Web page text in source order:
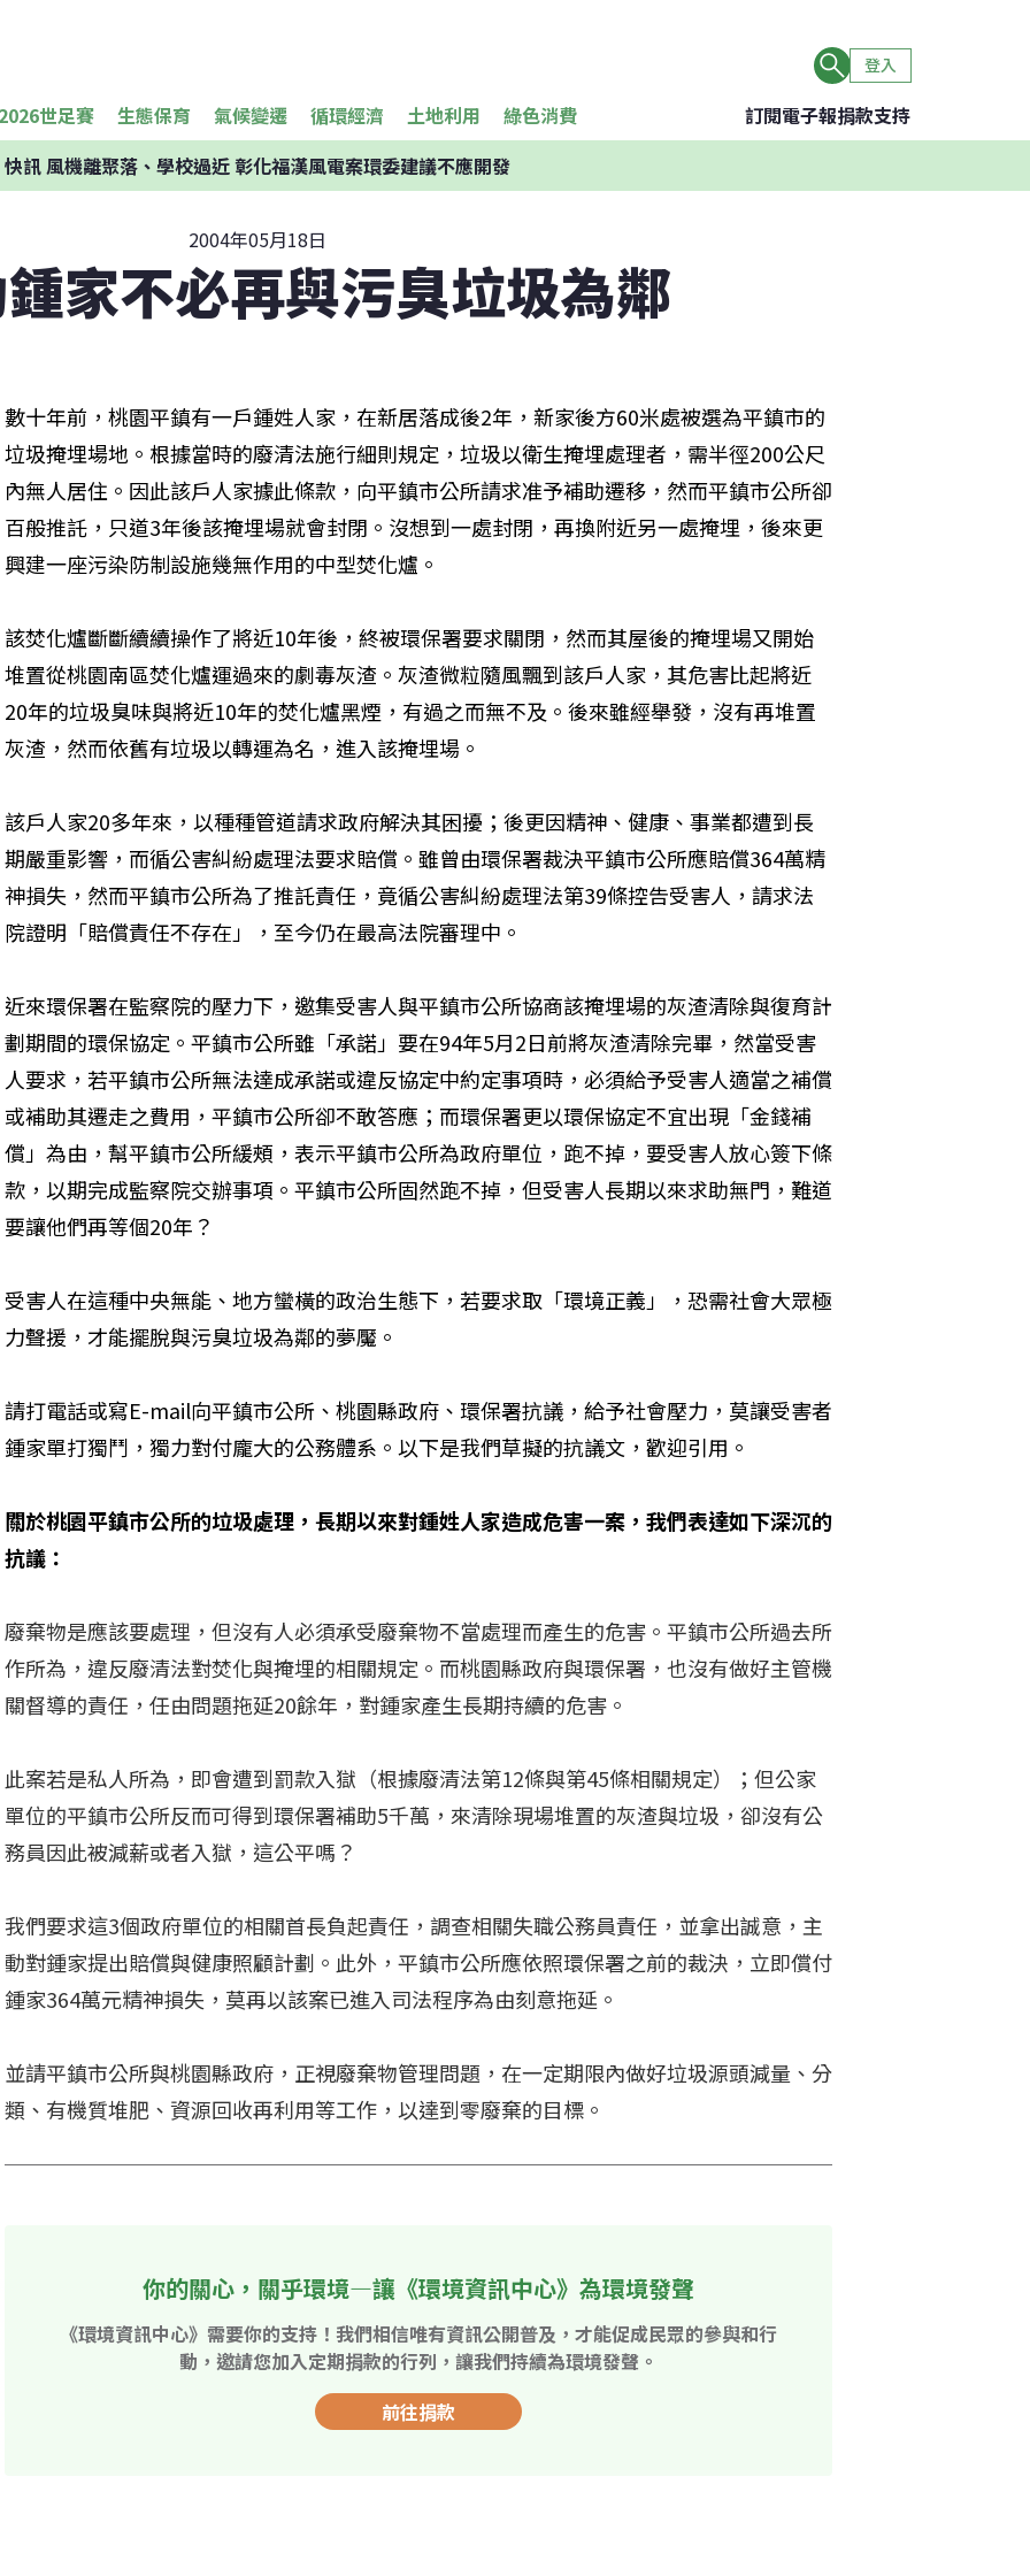
登入
世足賽 生態保育 氣候變遷 循環經濟 土地利用 綠色消費 訂閱電子報捐款支持
快訊風機離聚落、學校過近 彰化福漢風電案環委建議不應開發
2004年05月18日
家不必再與污臭垃圾為鄰
數十年前，桃園平鎮有一戶鍾姓人家，在新居落成後2年，新家後方60米處被選為平鎮市的
垃圾掩埋場地。根據當時的廢清法施行細則規定，垃圾以衛生掩埋處理者，需半徑200公尺
內無人居住。因此該戶人家據此條款，向平鎮市公所請求准予補助遷移，然而平鎮市公所卻
百般推託，只道3年後該掩埋場就會封閉。沒想到一處封閉，再換附近另一處掩埋，後來更
興建一座污染防制設施幾無作用的中型焚化爐。
該焚化爐斷斷續續操作了將近10年後，終被環保署要求關閉，然而其屋後的掩埋場又開始
堆置從桃園南區焚化爐運過來的劇毒灰渣。灰渣微粒隨風飄到該戶人家，其危害比起將近
20年的垃圾臭味與將近10年的焚化爐黑煙，有過之而無不及。後來雖經舉發，沒有再堆置
灰渣，然而依舊有垃圾以轉運為名，進入該掩埋場。
該戶人家20多年來，以種種管道請求政府解決其困擾；後更因精神、健康、事業都遭到長
期嚴重影響，而循公害糾紛處理法要求賠償。雖曾由環保署裁決平鎮市公所應賠償364萬精
神損失，然而平鎮市公所為了推託責任，竟循公害糾紛處理法第39條控告受害人，請求法
院證明「賠償責任不存在」，至今仍在最高法院審理中。
近來環保署在監察院的壓力下，邀集受害人與平鎮市公所協商該掩埋場的灰渣清除與復育計
劃期間的環保協定。平鎮市公所雖「承諾」要在94年5月2日前將灰渣清除完畢，然當受害
人要求，若平鎮市公所無法達成承諾或違反協定中約定事項時，必須給予受害人適當之補償
或補助其遷走之費用，平鎮市公所卻不敢答應；而環保署更以環保協定不宜出現「金錢補
償」為由，幫平鎮市公所緩頰，表示平鎮市公所為政府單位，跑不掉，要受害人放心簽下條
款，以期完成監察院交辦事項。平鎮市公所固然跑不掉，但受害人長期以來求助無門，難道
要讓他們再等個20年？
受害人在這種中央無能、地方蠻橫的政治生態下，若要求取「環境正義」，恐需社會大眾極
力聲援，才能擺脫與污臭垃圾為鄰的夢魘。
請打電話或寫E-mail向平鎮市公所、桃園縣政府、環保署抗議，給予社會壓力，莫讓受害者
鍾家單打獨鬥，獨力對付龐大的公務體系。以下是我們草擬的抗議文，歡迎引用。
關於桃園平鎮市公所的垃圾處理，長期以來對鍾姓人家造成危害一案，我們表達如下深沉的
抗議：
廢棄物是應該要處理，但沒有人必須承受廢棄物不當處理而產生的危害。平鎮市公所過去所
作所為，違反廢清法對焚化與掩埋的相關規定。而桃園縣政府與環保署，也沒有做好主管機
關督導的責任，任由問題拖延20餘年，對鍾家產生長期持續的危害。
此案若是私人所為，即會遭到罰款入獄（根據廢清法第12條與第45條相關規定）；但公家
單位的平鎮市公所反而可得到環保署補助5千萬，來清除現場堆置的灰渣與垃圾，卻沒有公
務員因此被減薪或者入獄，這公平嗎？
我們要求這3個政府單位的相關首長負起責任，調查相關失職公務員責任，並拿出誠意，主
動對鍾家提出賠償與健康照顧計劃。此外，平鎮市公所應依照環保署之前的裁決，立即償付
鍾家364萬元精神損失，莫再以該案已進入司法程序為由刻意拖延。
並請平鎮市公所與桃園縣政府，正視廢棄物管理問題，在一定期限內做好垃圾源頭減量、分
類、有機質堆肥、資源回收再利用等工作，以達到零廢棄的目標。
你的關心，關乎環境—讓《環境資訊中心》為環境發聲
《環境資訊中心》需要你的支持！我們相信唯有資訊公開普及，才能促成民眾的參與和行
動，邀請您加入定期捐款的行列，讓我們持續為環境發聲。
前往捐款